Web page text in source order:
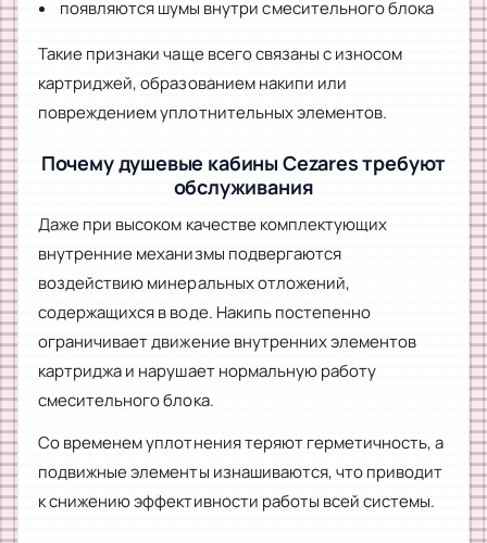
появляются шумы внутри смесительного блока
Такие признаки чаще всего связаны с износом
картриджей, образованием накипи или
повреждением уплотнительных элементов.
Почему душевые кабины Cezares требуют
обслуживания
Даже при высоком качестве комплектующих
внутренние механизмы подвергаются
воздействию минеральных отложений,
содержащихся в воде. Накипь постепенно
ограничивает движение внутренних элементов
картриджа и нарушает нормальную работу
смесительного блока.
Со временем уплотнения теряют герметичность, а
подвижные элементы изнашиваются, что приводит
к снижению эффективности работы всей системы.